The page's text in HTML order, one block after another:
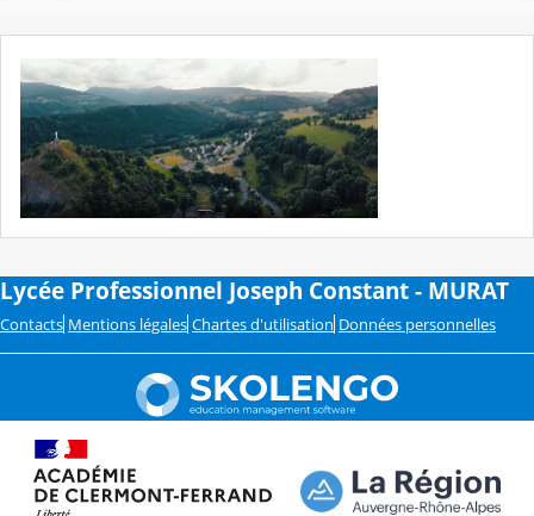
Lycée Professionnel Joseph Constant - MURAT
Contacts Mentions légales Chartes d'utilisation Données personnelles